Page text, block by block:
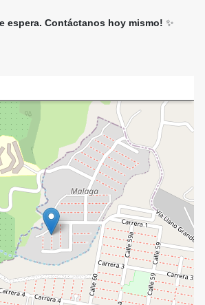
espera. Contáctanos hoy mismo! ✨